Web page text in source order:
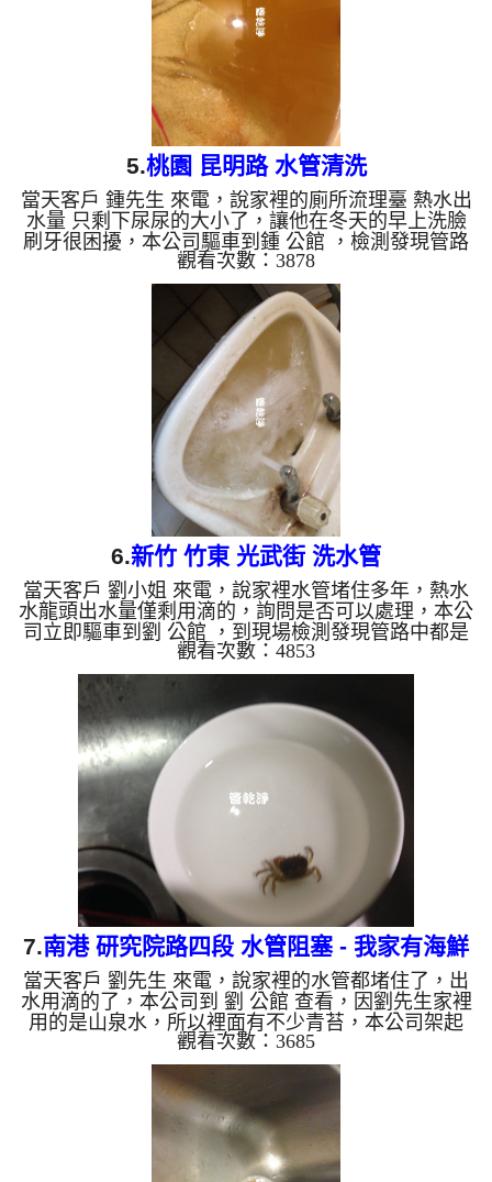
5.桃園 昆明路 水管清洗
當天客戶 鍾先生 來電，說家裡的廁所流理臺 熱水出
水量 只剩下尿尿的大小了，讓他在冬天的早上洗臉
刷牙很困擾，本公司驅車到鍾 公館 ，檢測發現管路
中超多鐵鏽及管垢，本公司架起 水管管路清洗機 ，
開始 清洗水管 ，髒水從水龍頭流出，噴出不少髒東
西，連毛巾上都佈滿鐵鏽，如下圖，讓客戶 鍾先生
看到都傻眼，過程中水管堵住數次，本公司改以特殊
工法來 清水管 ， 水管清洗 約兩個小時後，出水也正
常，鍾先生 總算有熱水可以洗臉刷牙了。 清洗水管,
水管清洗, 洗水管, 熱水管堵塞, 熱水...
觀看次數：3878
6.新竹 竹東 光武街 洗水管
當天客戶 劉小姐 來電，說家裡水管堵住多年，熱水
水龍頭出水量僅剩用滴的，詢問是否可以處理，本公
司立即驅車到劉 公館 ，到現場檢測發現管路中都是
密密麻麻的碳酸鈣，本公司架起 水管管路清洗機 ，
開始 清洗水管 ，髒水從水龍頭流出，噴出不少髒東
西，髒水源源不絕，如下圖及影片，讓客戶 劉小
姐 看到都嚇了 一跳，過程中水管堵住數次，本公司
改以特殊工法來 清水管 ， 水管清洗 約兩個小時後，
出水也正常，劉小姐 總算有熱水可以用了。 清洗水
管, 水管清洗, 洗水管, 熱水管堵塞, 熱水忽...
觀看次數：4853
7.南港 研究院路四段 水管阻塞 - 我家有海鮮
當天客戶 劉先生 來電，說家裡的水管都堵住了，出
水用滴的了，本公司到 劉 公館 查看，因劉先生家裡
用的是山泉水，所以裡面有不少青苔，本公司架起
水管管路清洗機 ，開始 清洗水管 ，髒水從水龍頭流
出，噴出不少髒東西，髒水源源不絕，更神奇的是水
龍頭居然噴出一隻螃蟹，如下圖及影片，讓客戶 劉
先生 看到傻眼， 水管清洗 約兩個小時後，出水也正
常，劉先生 總算有水可以用了。 清洗水管, 水管清
洗, 洗水管, 熱水管堵塞, 熱水忽冷忽熱, 洗管路, 清管
路 ...
觀看次數：3685